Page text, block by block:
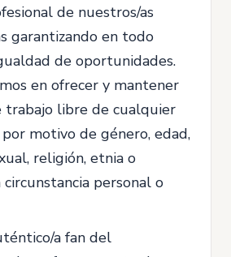
de nuestros/as
garantizando en todo
de oportunidades.
en ofrecer y mantener
trabajo libre de cualquier
motivo de género, edad,
religión, etnia o
personal o
a fan del